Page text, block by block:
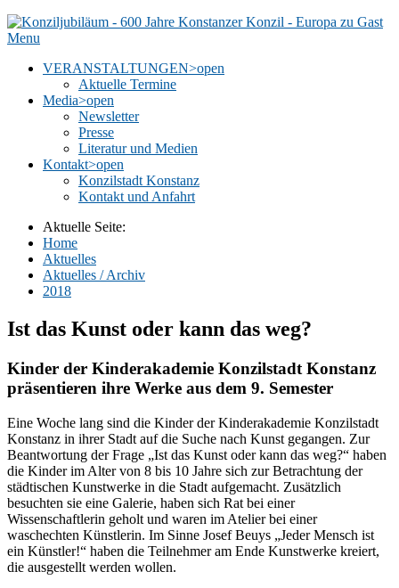
Menu
VERANSTALTUNGEN>open
Aktuelle Termine
Media>open
Newsletter
Presse
Literatur und Medien
Kontakt>open
Konzilstadt Konstanz
Kontakt und Anfahrt
Aktuelle Seite:
Home
Aktuelles
Aktuelles / Archiv
2018
Ist das Kunst oder kann das weg?
Kinder der Kinderakademie Konzilstadt Konstanz
präsentieren ihre Werke aus dem 9. Semester
Eine Woche lang sind die Kinder der Kinderakademie Konzilstadt
Konstanz in ihrer Stadt auf die Suche nach Kunst gegangen. Zur
Beantwortung der Frage „Ist das Kunst oder kann das weg?“ haben
die Kinder im Alter von 8 bis 10 Jahre sich zur Betrachtung der
städtischen Kunstwerke in die Stadt aufgemacht. Zusätzlich
besuchten sie eine Galerie, haben sich Rat bei einer
Wissenschaftlerin geholt und waren im Atelier bei einer
waschechten Künstlerin. Im Sinne Josef Beuys „Jeder Mensch ist
ein Künstler!“ haben die Teilnehmer am Ende Kunstwerke kreiert,
die ausgestellt werden wollen.